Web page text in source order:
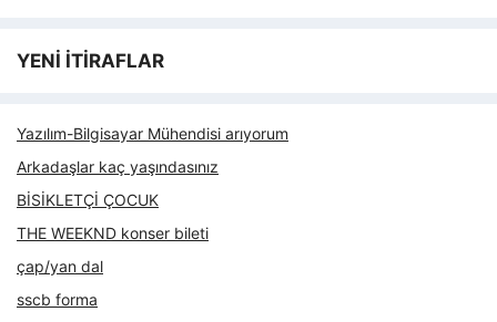
YENİ İTİRAFLAR
Yazılım-Bilgisayar Mühendisi arıyorum
Arkadaşlar kaç yaşındasınız
BİSİKLETÇİ ÇOCUK
THE WEEKND konser bileti
çap/yan dal
sscb forma